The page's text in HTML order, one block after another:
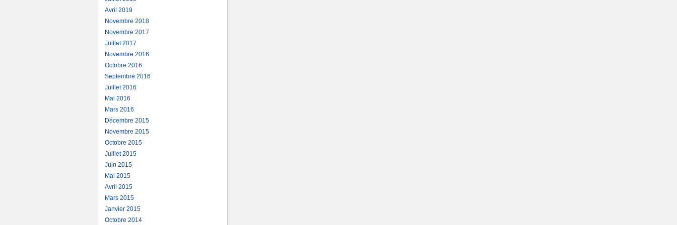
Avril 2019
Novembre 2018
Novembre 2017
Juillet 2017
Novembre 2016
Octobre 2016
Septembre 2016
Juillet 2016
Mai 2016
Mars 2016
Décembre 2015
Novembre 2015
Octobre 2015
Juillet 2015
Juin 2015
Mai 2015
Avril 2015
Mars 2015
Janvier 2015
Octobre 2014